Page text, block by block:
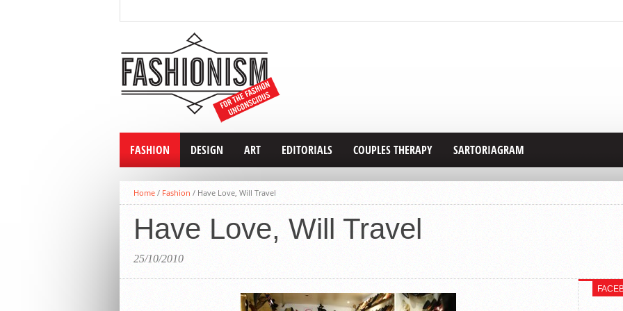
FASHION DESIGN ART EDITORIALS COUPLES THERAPY SARTORIAGRAM
Home / Fashion / Have Love, Will Travel
Have Love, Will Travel
25/10/2010